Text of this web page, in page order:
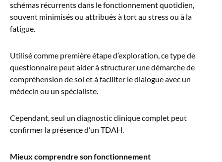
schémas récurrents dans le fonctionnement quotidien,
souvent minimisés ou attribués à tort au stress ou à la
fatigue.
Utilisé comme première étape d’exploration, ce type de
questionnaire peut aider à structurer une démarche de
compréhension de soi et à faciliter le dialogue avec un
médecin ou un spécialiste.
Cependant, seul un diagnostic clinique complet peut
confirmer la présence d’un TDAH.
Mieux comprendre son fonctionnement